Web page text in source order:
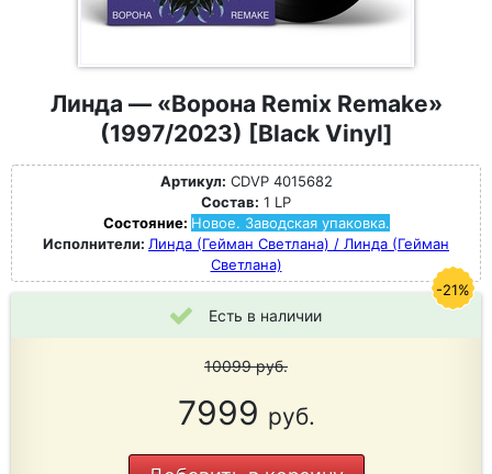
Линда — «Ворона Remix Remake»
(1997/2023) [Black Vinyl]
Артикул: CDVP 4015682
Состав: 1 LP
Состояние: Новое. Заводская упаковка.
Исполнители: Линда (Гейман Светлана) / Линда (Гейман
Светлана)
Есть в наличии
10099руб.
7999 руб.
-21%